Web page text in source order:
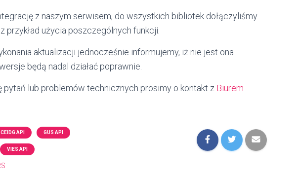
z naszym serwisem, do wszystkich bibliotek dołączyliśmy
przykład użycia poszczególnych funkcji.
aktualizacji jednocześnie informujemy, iż nie jest ona
będą nadal działać poprawnie.
pytań lub problemów technicznych prosimy o kontakt z Biurem
CEIDG API GUS API
VIES API